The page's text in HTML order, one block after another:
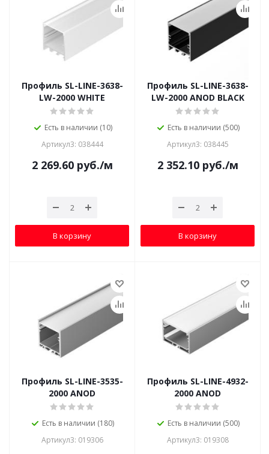
Профиль SL-LINE-3638-
LW-2000 WHITE
Есть в наличии (10)
Артикул3: 038444
2 269.60руб./м
В корзину
Профиль SL-LINE-3638-
LW-2000 ANOD BLACK
Есть в наличии (500)
Артикул3: 038445
2 352.10руб./м
В корзину
Профиль SL-LINE-3535-
2000 ANOD
Есть в наличии (180)
Артикул3: 019306
Профиль SL-LINE-4932-
2000 ANOD
Есть в наличии (500)
Артикул3: 019308